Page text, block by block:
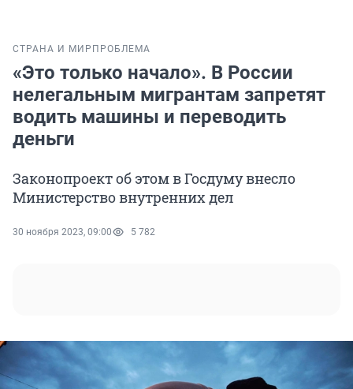
СТРАНА И МИР ПРОБЛЕМА
«Это только начало». В России
нелегальным мигрантам запретят
водить машины и переводить
деньги
Законопроект об этом в Госдуму внесло
Министерство внутренних дел
30 ноября 2023, 09:00 5 782